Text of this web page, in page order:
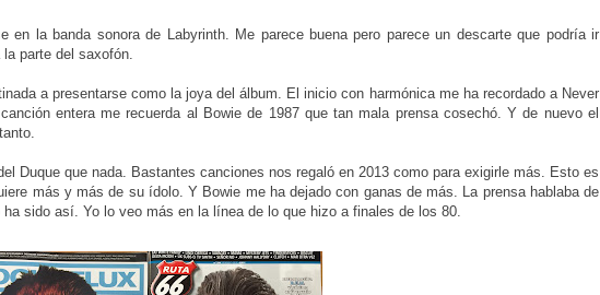
en la banda sonora de Labyrinth. Me parece buena pero parece un descarte que podría ir
parte del saxofón.
a presentarse como la joya del álbum. El inicio con harmónica me ha recordado a Never
entera me recuerda al Bowie de 1987 que tan mala prensa cosechó. Y de nuevo el
Duque que nada. Bastantes canciones nos regaló en 2013 como para exigirle más. Esto es
más y más de su ídolo. Y Bowie me ha dejado con ganas de más. La prensa hablaba de
sido así. Yo lo veo más en la línea de lo que hizo a finales de los 80.